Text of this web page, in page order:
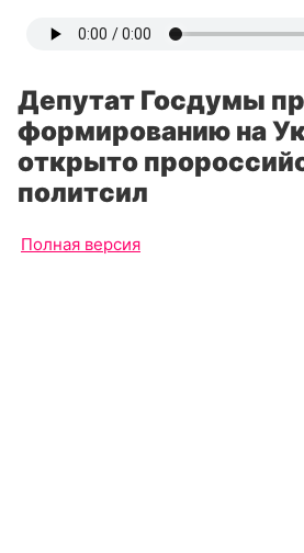
Депутат Госдумы
формированию на
открыто
политсил
Полная версия